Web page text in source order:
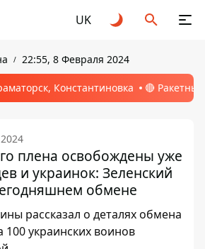
UK
22:55, 8 Февраля 2024
Константиновка 🔴
плена освобождены уже
и украинок: Зеленский
обмене
рассказал о деталях обмена
100 украинских воинов